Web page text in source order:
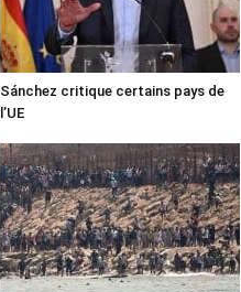
Sánchez critique certains pays de
l’UE